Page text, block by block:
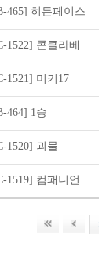
465] 히든페이스
1522] 콘클라베
1521] 미키17
464] 1승
1520] 괴물
1519] 컴패니언